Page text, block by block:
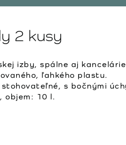
2 kusy
izby, spálne aj
ľahkého plastu.
s bočnými
objem: 10 l.